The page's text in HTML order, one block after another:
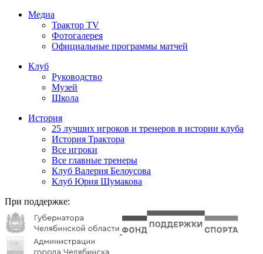
Медиа
Трактор TV
Фотогалерея
Официальные программы матчей
Клуб
Руководство
Музей
Школа
История
25 лучших игроков и тренеров в истории клуба
История Трактора
Все игроки
Все главные тренеры
Клуб Валерия Белоусова
Клуб Юрия Шумакова
При поддержке: